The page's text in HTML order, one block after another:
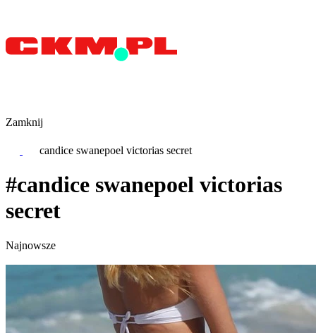
Zamknij
candice swanepoel victorias secret
#candice swanepoel victorias
secret
Najnowsze